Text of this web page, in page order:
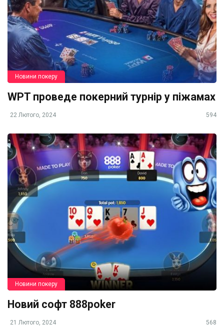
Новини покеру
WPT проведе покерний турнір у піжамах
22 Лютого, 2024 594
Новини покеру
Новий софт 888poker
21 Лютого, 2024 568